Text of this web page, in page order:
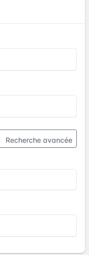
Recherche avancée